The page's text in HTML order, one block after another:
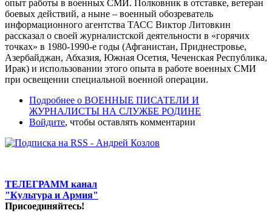
опыт работы в военных СМИ. Полковник в отставке, ветеран
боевых действий, а ныне – военный обозреватель
информационного агентства ТАСС Виктор Литовкин
рассказал о своей журналистской деятельности в «горячих
точках» в 1980-1990-е годы (Афганистан, Приднестровье,
Азербайджан, Абхазия, Южная Осетия, Чеченская Республика,
Ирак) и использовании этого опыта в работе военных СМИ
при освещении специальной военной операции.
Подробнее о ВОЕННЫЕ ПИСАТЕЛИ И
ЖУРНАЛИСТЫ НА СЛУЖБЕ РОДИНЕ
Войдите, чтобы оставлять комментарии
ТЕЛЕГРАММ канал
"Культура и Армия"
Присоединяйтесь!